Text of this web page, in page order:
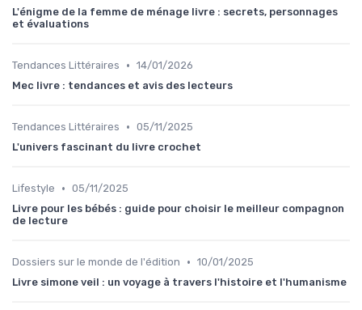
L'énigme de la femme de ménage livre : secrets, personnages
et évaluations
Tendances Littéraires • 14/01/2026
Mec livre : tendances et avis des lecteurs
Tendances Littéraires • 05/11/2025
L'univers fascinant du livre crochet
Lifestyle • 05/11/2025
Livre pour les bébés : guide pour choisir le meilleur compagnon
de lecture
Dossiers sur le monde de l'édition • 10/01/2025
Livre simone veil : un voyage à travers l'histoire et l'humanisme